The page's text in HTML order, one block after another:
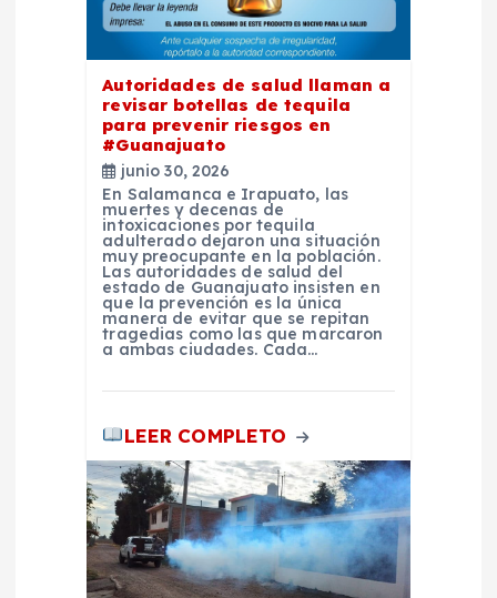
Autoridades de salud llaman a
revisar botellas de tequila
para prevenir riesgos en
#Guanajuato
junio 30, 2026
En Salamanca e Irapuato, las
muertes y decenas de
intoxicaciones por tequila
adulterado dejaron una situación
muy preocupante en la población.
Las autoridades de salud del
estado de Guanajuato insisten en
que la prevención es la única
manera de evitar que se repitan
tragedias como las que marcaron
a ambas ciudades. Cada…
LEER COMPLETO